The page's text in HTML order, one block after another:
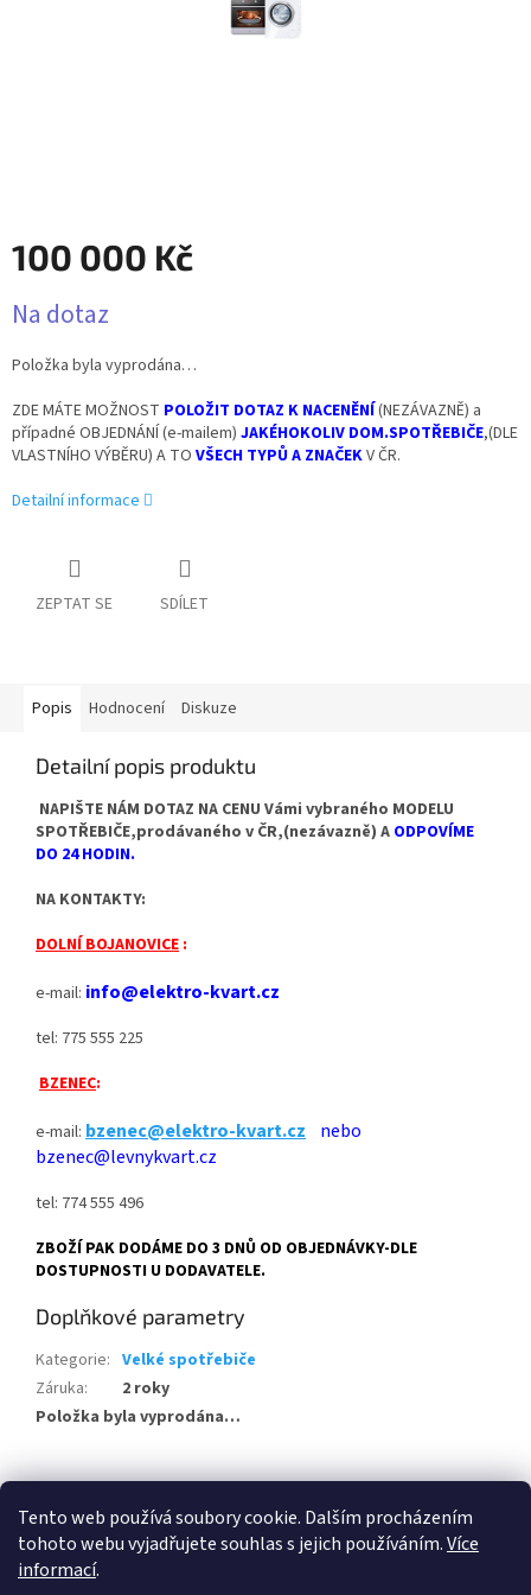
Tento web používá soubory cookie. Dalším procházením
tohoto webu vyjadřujete souhlas s jejich používáním.Více
informací.
100 000 Kč
cena:
Na dotaz
Položka byla vyprodána…
ZDE MÁTE MOŽNOST POLOŽIT DOTAZ K NACENĚNÍ(NEZÁVAZNĚ) a
případné OBJEDNÁNÍ (e-mailem) JAKÉHOKOLIV DOM.SPOTŘEBIČE,(DLE
VLASTNÍHO VÝBĚRU) A TO VŠECH TYPŮ A ZNAČEKV ČR.
Detailní informace
ZEPTAT SE SDÍLET
Popis Hodnocení Diskuze
Detailní popis produktu
NAPIŠTE NÁM DOTAZ NA CENU Vámi vybraného MODELU
SPOTŘEBIČE,prodávaného v ČR,(nezávazně) A ODPOVÍME
DO 24 HODIN.
NA KONTAKTY:
DOLNÍ BOJANOVICE :
e-mail: info@elektro-kvart.cz
tel: 775 555 225
BZENEC:
e-mail: bzenec@elektro-kvart.cz
nebo
bzenec@levnykvart.cz
tel: 774 555 496
ZBOŽÍ PAK DODÁME DO 3 DNŮ OD OBJEDNÁVKY-DLE
DOSTUPNOSTI U DODAVATELE.
Doplňkové parametry
Kategorie: Velké spotřebiče
Záruka:
2 roky
Položka byla vyprodána…
Z
100 % zákazníků Heureka.cz nás doporučuje! Zboží.cz Firmy.cz